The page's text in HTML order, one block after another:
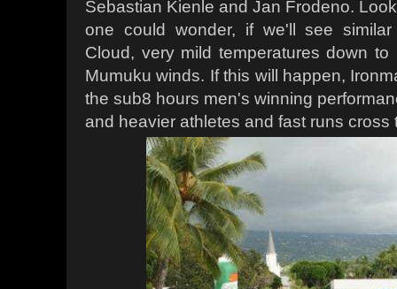
Sebastian Kienle and Jan Frodeno.
one could wonder, if we'll see
Cloud, very mild temperatures down
Mumuku winds. If this will happen,
the sub8 hours men's winning
and heavier athletes and fast runs cross